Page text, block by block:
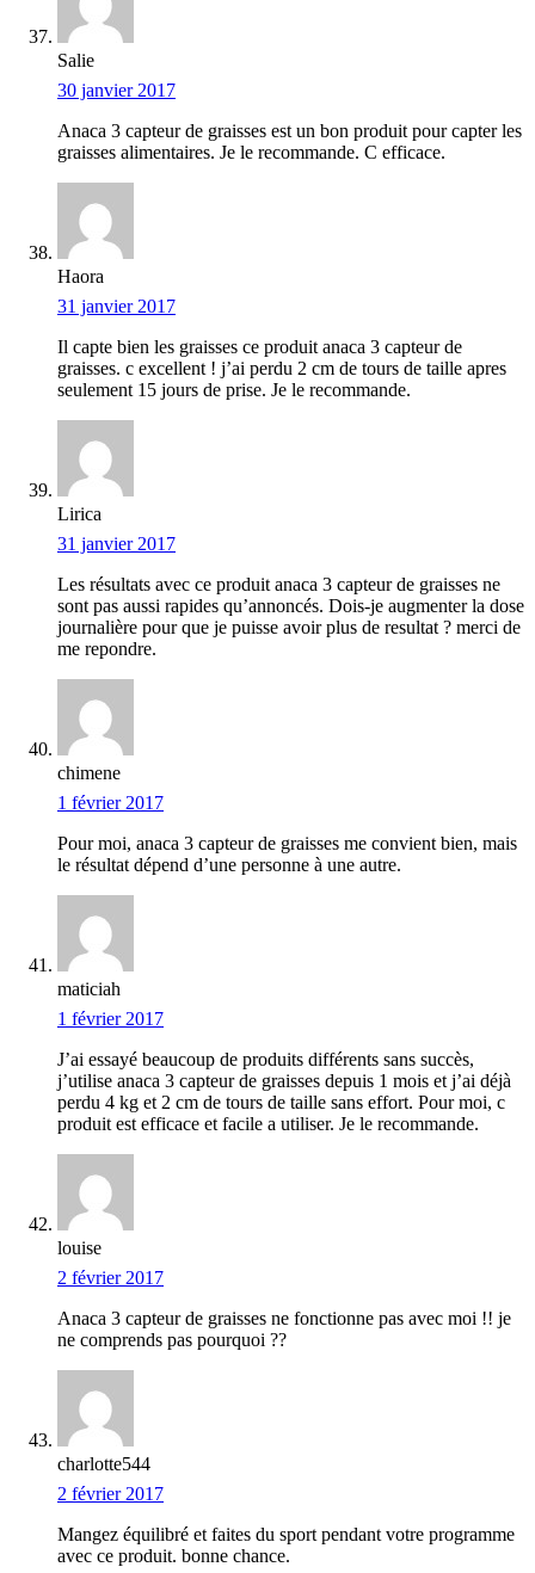
Salie
30 janvier 2017
Anaca 3 capteur de graisses est un bon produit pour capter les
graisses alimentaires. Je le recommande. C efficace.
Haora
31 janvier 2017
Il capte bien les graisses ce produit anaca 3 capteur de
graisses. c excellent ! j’ai perdu 2 cm de tours de taille apres
seulement 15 jours de prise. Je le recommande.
Lirica
31 janvier 2017
Les résultats avec ce produit anaca 3 capteur de graisses ne
sont pas aussi rapides qu’annoncés. Dois-je augmenter la dose
journalière pour que je puisse avoir plus de resultat ? merci de
me repondre.
chimene
1 février 2017
Pour moi, anaca 3 capteur de graisses me convient bien, mais
le résultat dépend d’une personne à une autre.
maticiah
1 février 2017
J’ai essayé beaucoup de produits différents sans succès,
j’utilise anaca 3 capteur de graisses depuis 1 mois et j’ai déjà
perdu 4 kg et 2 cm de tours de taille sans effort. Pour moi, c
produit est efficace et facile a utiliser. Je le recommande.
louise
2 février 2017
Anaca 3 capteur de graisses ne fonctionne pas avec moi !! je
ne comprends pas pourquoi ??
charlotte544
2 février 2017
Mangez équilibré et faites du sport pendant votre programme
avec ce produit. bonne chance.